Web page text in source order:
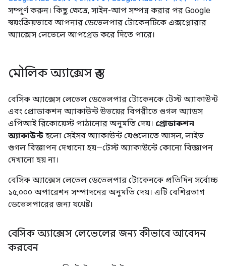
সম্পূর্ণ করুন। কিছু ক্ষেত্রে, সাইন-আপ সম্পন্ন করার পর Google
স্বয়ংক্রিয়ভাবে আপনার ডেভেলপার টোকেনটিকে এক্সপ্লোরার
অ্যাক্সেস লেভেলে আপগ্রেড করে দিতে পারে।
মৌলিক অ্যাক্সেস স্তর
বেসিক অ্যাক্সেস লেভেল ডেভেলপার টোকেনকে টেস্ট অ্যাকাউন্ট
এবং প্রোডাকশন অ্যাকাউন্ট উভয়ের বিপরীতে গুগল অ্যাডস
এপিআই রিকোয়েস্ট পাঠানোর অনুমতি দেয়। প্রোডাকশন
অ্যাকাউন্ট হলো সেইসব অ্যাকাউন্ট যেগুলোতে আসল, লাইভ
গুগল বিজ্ঞাপন দেখানো হয়—টেস্ট অ্যাকাউন্টে কোনো বিজ্ঞাপন
দেখানো হয় না।
বেসিক অ্যাক্সেস লেভেল ডেভেলপার টোকেনকে প্রতিদিন সর্বোচ্চ
১৫,০০০ অপারেশন সম্পাদনের অনুমতি দেয়। এটি বেশিরভাগ
ডেভেলপারের জন্য যথেষ্ট।
বেসিক অ্যাক্সেস লেভেলের জন্য কীভাবে আবেদন
করবেন